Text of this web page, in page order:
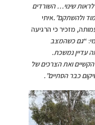
לראות שינוי… השורדים
ולהשתקם”.איתי
מזכיר כי הרגיעה
“גם כשהמצב
עדיין נמשכת.
ואת הצרכים של
כבר הסתיים”.